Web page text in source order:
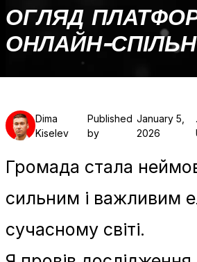
ОГЛЯД
ОНЛАЙН-
Dima
Kiselev
Published
by
January 5,
2026
Громада стала
сильним і важливим
сучасному світі.